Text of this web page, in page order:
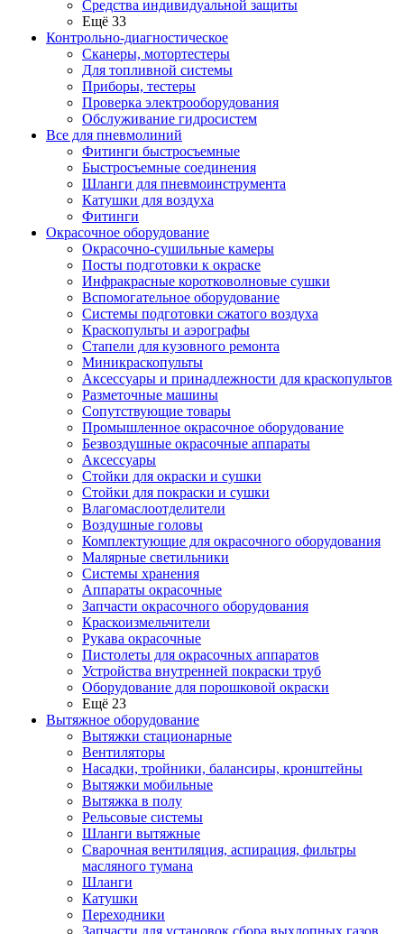
Средства индивидуальной защиты
Ещё 33
Контрольно-диагностическое
Сканеры, мотортестеры
Для топливной системы
Приборы, тестеры
Проверка электрооборудования
Обслуживание гидросистем
Все для пневмолиний
Фитинги быстросъемные
Быстросъемные соединения
Шланги для пневмоинструмента
Катушки для воздуха
Фитинги
Окрасочное оборудование
Окрасочно-сушильные камеры
Посты подготовки к окраске
Инфракрасные коротковолновые сушки
Вспомогательное оборудование
Системы подготовки сжатого воздуха
Краскопульты и аэрографы
Стапели для кузовного ремонта
Миникраскопульты
Аксессуары и принадлежности для краскопультов
Разметочные машины
Сопутствующие товары
Промышленное окрасочное оборудование
Безвоздушные окрасочные аппараты
Аксессуары
Стойки для окраски и сушки
Стойки для покраски и сушки
Влагомаслоотделители
Воздушные головы
Комплектующие для окрасочного оборудования
Малярные светильники
Системы хранения
Аппараты окрасочные
Запчасти окрасочного оборудования
Краскоизмельчители
Рукава окрасочные
Пистолеты для окрасочных аппаратов
Устройства внутренней покраски труб
Оборудование для порошковой окраски
Ещё 23
Вытяжное оборудование
Вытяжки стационарные
Вентиляторы
Насадки, тройники, балансиры, кронштейны
Вытяжки мобильные
Вытяжка в полу
Рельсовые системы
Шланги вытяжные
Сварочная вентиляция, аспирация, фильтры
масляного тумана
Шланги
Катушки
Переходники
Запчасти для установок сбора выхлопных газов